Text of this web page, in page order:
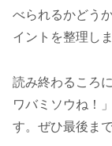
べられるかどう
イントを整理しま
読み終わるころ
ワバミソウね！
す。ぜひ最後ま